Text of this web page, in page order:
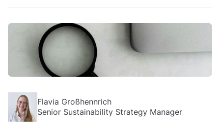
Flavia Großhennrich
Senior Sustainability Strategy Manager